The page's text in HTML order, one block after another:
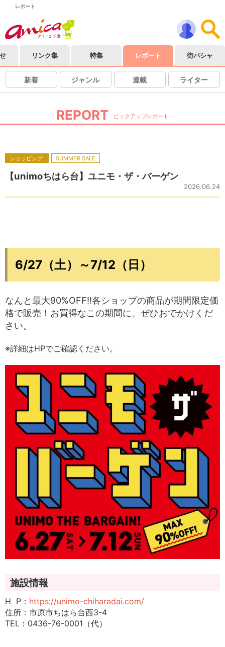
レポート
リンク集 特集 レポート 街パシャ
新着 ジャンル 連載 ライター
REPORT ピックアップレポート
ショッピング SUMMER SALE
【unimoちはら台】ユニモ・ザ・バーゲン
2026.06.24
6/27（土）～7/12（日）
なんと最大90%OFF!!各ショップの商品が期間限定価
格で販売！お買得なこの期間に、ぜひおでかけくだ
さい。
※詳細はHPでご確認ください。
施設情報
H P： https://unimo-chiharadai.com/
住所：市原市ちはら台西3-4
TEL： 0436-76-0001 （代）